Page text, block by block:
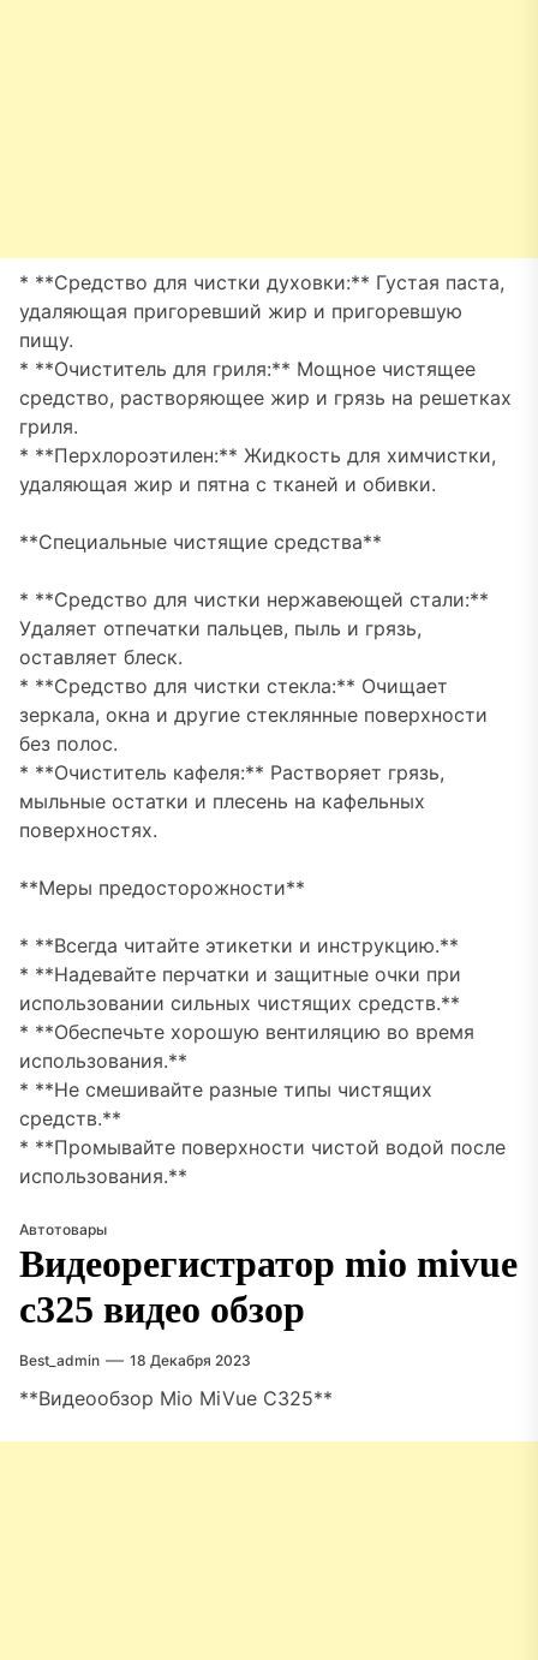
* **Средство для чистки духовки:** Густая паста,
удаляющая пригоревший жир и пригоревшую
пищу.
* **Очиститель для гриля:** Мощное чистящее
средство, растворяющее жир и грязь на решетках
гриля.
* **Перхлороэтилен:** Жидкость для химчистки,
удаляющая жир и пятна с тканей и обивки.
**Специальные чистящие средства**
* **Средство для чистки нержавеющей стали:**
Удаляет отпечатки пальцев, пыль и грязь,
оставляет блеск.
* **Средство для чистки стекла:** Очищает
зеркала, окна и другие стеклянные поверхности
без полос.
* **Очиститель кафеля:** Растворяет грязь,
мыльные остатки и плесень на кафельных
поверхностях.
**Меры предосторожности**
* **Всегда читайте этикетки и инструкцию.**
* **Надевайте перчатки и защитные очки при
использовании сильных чистящих средств.**
* **Обеспечьте хорошую вентиляцию во время
использования.**
* **Не смешивайте разные типы чистящих
средств.**
* **Промывайте поверхности чистой водой после
использования.**
Автотовары
Видеорегистратор mio mivue
c325 видео обзор
Best_admin 18 Декабря 2023
**Видеообзор Mio MiVue C325**